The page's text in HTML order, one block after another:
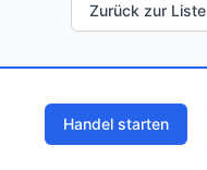
Zurück zur Liste
Handel starten